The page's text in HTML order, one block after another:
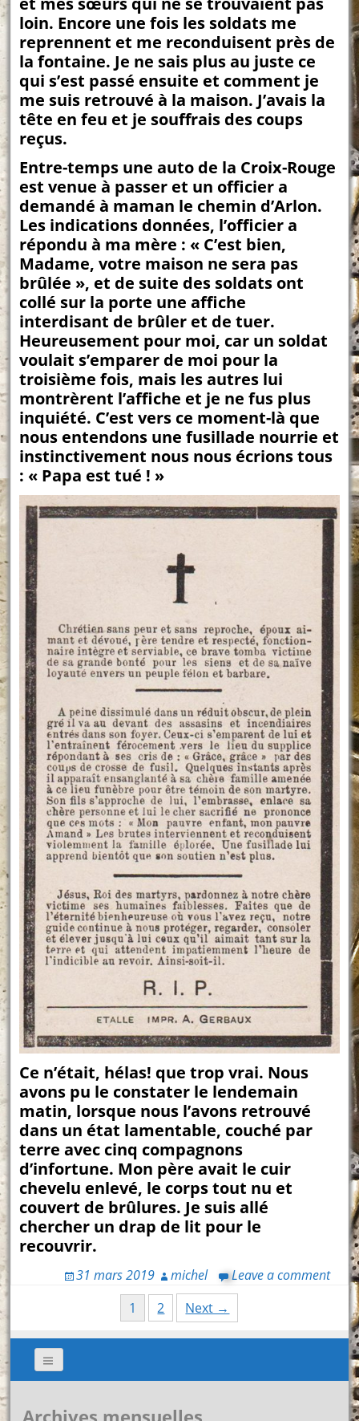
loin. Encore une fois les soldats me
reprennent et me reconduisent près de
la fontaine. Je ne sais plus au juste ce
qui s’est passé ensuite et comment je
me suis retrouvé à la maison. J’avais la
tête en feu et je souffrais des coups
reçus.
Entre-temps une auto de la Croix-Rouge
est venue à passer et un officier a
demandé à maman le chemin d’Arlon.
Les indications données, l’officier a
répondu à ma mère : « C’est bien,
Madame, votre maison ne sera pas
brûlée », et de suite des soldats ont
collé sur la porte une affiche
interdisant de brûler et de tuer.
Heureusement pour moi, car un soldat
voulait s’emparer de moi pour la
troisième fois, mais les autres lui
montrèrent l’affiche et je ne fus plus
inquiété. C’est vers ce moment-là que
nous entendons une fusillade nourrie et
instinctivement nous nous écrions tous
: « Papa est tué ! »
Ce n’était, hélas! que trop vrai. Nous
avons pu le constater le lendemain
matin, lorsque nous l’avons retrouvé
dans un état lamentable, couché par
terre avec cinq compagnons
d’infortune. Mon père avait le cuir
chevelu enlevé, le corps tout nu et
couvert de brûlures. Je suis allé
chercher un drap de lit pour le
recouvrir.
31 mars 2019 michel Leave a comment
navigation
1 2 Next →